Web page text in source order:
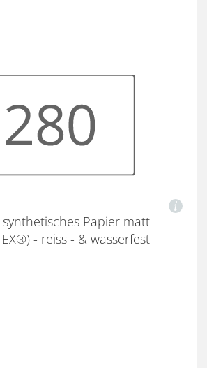
synthetisches Papier matt
- reiss - & wasserfest